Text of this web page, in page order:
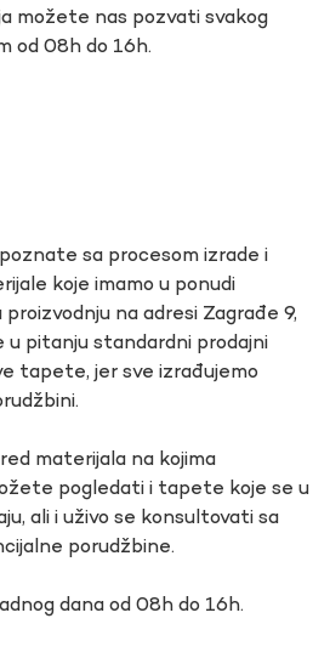
možete nas pozvati svakog
od 08h do 16h.
sa procesom izrade i
koje imamo u ponudi
na adresi Zagrađe 9,
u pitanju standardni prodajni
tapete, jer sve izrađujemo
materijala na kojima
pogledati i tapete koje se u
ali i uživo se konsultovati sa
porudžbine.
dana od 08h do 16h.